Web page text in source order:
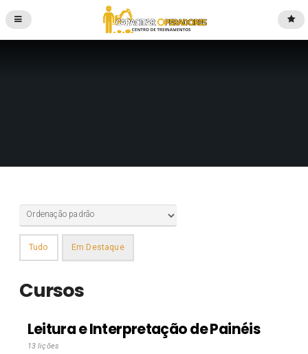
Tudo Em Destaque
Cursos
Leitura e Interpretação de Painéis
13 lições